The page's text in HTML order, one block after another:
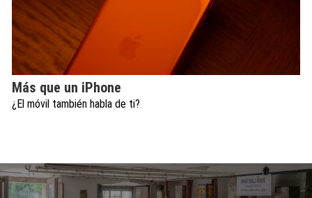
Más que un iPhone
¿El móvil también habla de ti?